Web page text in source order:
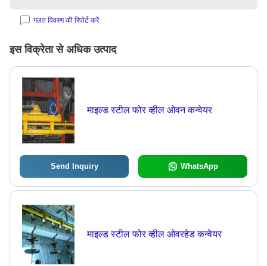
गलत विवरण की रिपोर्ट करें
इस विक्रेता से अधिक उत्पाद
माइल्ड स्टील फोर व्हील ओवन कन्वेयर
Send Inquiry WhatsApp
माइल्ड स्टील फोर व्हील ओवरहेड कन्वेयर